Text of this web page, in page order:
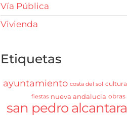
Vía Pública
Vivienda
Etiquetas
ayuntamiento costa del sol cultura
fiestas nueva andalucia obras
san pedro alcantara